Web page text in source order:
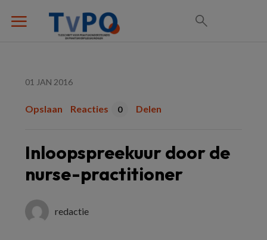
01 JAN 2016
Opslaan Reacties 0 Delen
Inloopspreekuur door de
nurse-practitioner
redactie